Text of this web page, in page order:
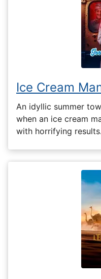
Ice Cream
An idyllic summer
when an ice cream
with horrifying results.